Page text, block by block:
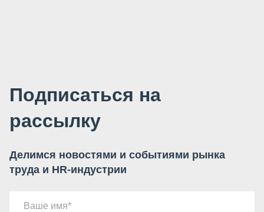
Подписаться на
рассылку
Делимся новостями и событиями рынка
труда и HR-индустрии
Ваше имя